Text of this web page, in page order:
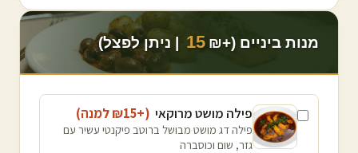
מנות ביניים (+₪ 15 | ניתן לפצל)
פילה מושט מרוקאי (+₪
15 למנה)
פילה דג מושט מבושל ברוטב פיקנטי עשיר עם
גזר, שום וכוסברה